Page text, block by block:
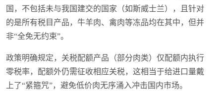
国，不包括未与我国建交的国家（如斯威士兰），且针对
的是所有税目产品，牛羊肉、禽肉等冻品均在其中，但并
非“全免无约束”。
政策明确规定，关税配额产品（部分肉类）仅配额内执行
零税率，配额外仍需征收相应关税，这相当于给进口量戴
上了“紧箍咒”，避免低价肉无序涌入冲击国内市场。